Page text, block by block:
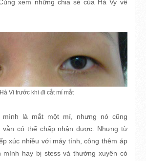
xem những chia sẻ của Hà Vy về
Hà Vi trước khi đi cắt mí mắt
mình là mắt một mí, nhưng nó cũng
vẫn có thể chấp nhận được. Nhưng từ
xúc nhiều với máy tính, công thêm áp
mình hay bị stess và thường xuyên có